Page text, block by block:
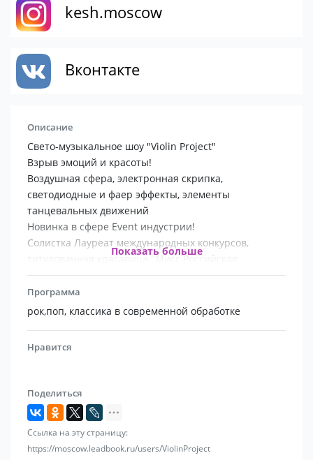
kesh.moscow
Вконтакте
Описание
Свето-музыкальное шоу "Violin Project"
Взрыв эмоций и красоты!
Воздушная сфера, электронная скрипка,
светодиодные и фаер эффекты, элементы
танцевальных движений
Новинка в сфере Event индустрии!
Солистка Лауреат международных конкурсов,
титулованная красавица "Мисс Российская
Краса2018"
Классика в современной обработке, рок, поп,
мировые хиты.
Безналичный расчет
Показать больше
Программа
рок,поп, классика в современной обработке
Нравится
Поделиться
Ссылка на эту страницу:
https://moscow.leadbook.ru/users/ViolinProject